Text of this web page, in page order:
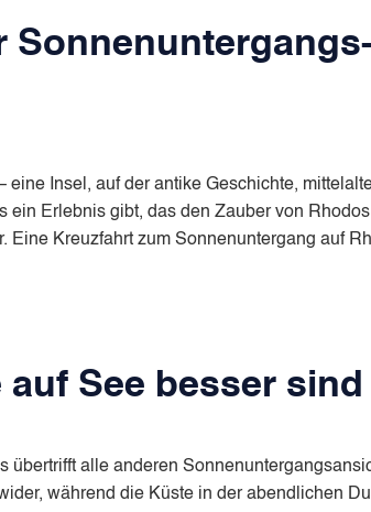
Insel, auf der antike Geschichte,
Erlebnis gibt, das den Zauber von
Kreuzfahrt zum Sonnenuntergang auf
See besser sind
alle anderen
während die Küste in der abendlichen